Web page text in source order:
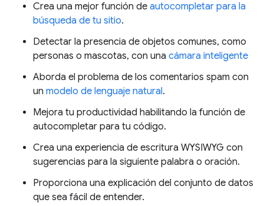
Crea una mejor función de autocompletar para la
búsqueda de tu sitio.
Detectar la presencia de objetos comunes, como
personas o mascotas, con una cámara inteligente
Aborda el problema de los comentarios spam con
un modelo de lenguaje natural.
Mejora tu productividad habilitando la función de
autocompletar para tu código.
Crea una experiencia de escritura WYSIWYG con
sugerencias para la siguiente palabra o oración.
Proporciona una explicación del conjunto de datos
que sea fácil de entender.